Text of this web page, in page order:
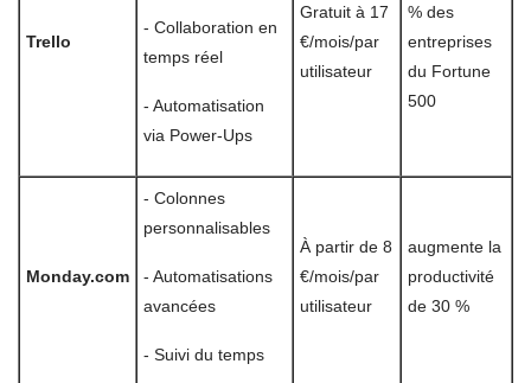
Trello
- Collaboration en
temps réel
- Automatisation
via Power-Ups
Gratuit à 17
€/mois/par
utilisateur
% des
entreprises
du Fortune
500
Monday.com
- Colonnes
personnalisables
- Automatisations
avancées
- Suivi du temps
À partir de 8
€/mois/par
utilisateur
augmente la
productivité
de 30 %